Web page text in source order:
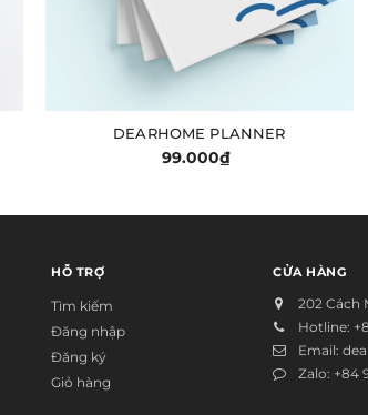
GIỎ HÀNG
DEARHOME PLANNER
99.000₫
HỖ TRỢ
Tìm kiếm
Đăng nhập
Đăng ký
Giỏ hàng
CỬA HÀNG
202 Cách
Hotline:
Email:
Zalo: +84